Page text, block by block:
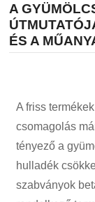
A
ÉS A
A friss
csomagolás
tényező a
hulladék
szabványok